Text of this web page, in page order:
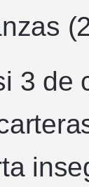
3 de